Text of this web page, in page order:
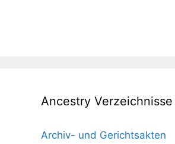
Ancestry Verzeichnisse
Archiv- und Gerichtsakten